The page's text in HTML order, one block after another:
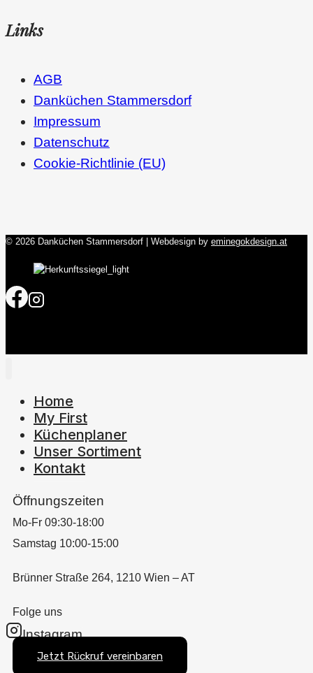
Links
AGB
Danküchen Stammersdorf
Impressum
Datenschutz
Cookie-Richtlinie (EU)
© 2026 Danküchen Stammersdorf | Webdesign by eminegokdesign.at
Home
My First
Küchenplaner
Unser Sortiment
Kontakt
Öffnungszeiten
Mo-Fr 09:30-18:00
Samstag 10:00-15:00
Brünner Straße 264, 1210 Wien – AT
Folge uns
Instagram
Jetzt Rückruf vereinbaren